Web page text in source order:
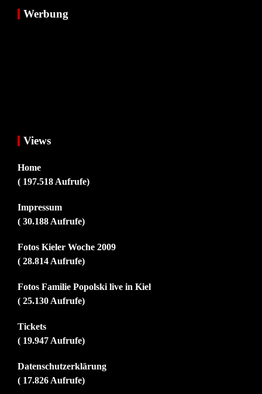
Werbung
Views
Home
( 197.518 Aufrufe)
Impressum
( 30.188 Aufrufe)
Fotos Kieler Woche 2009
( 28.814 Aufrufe)
Fotos Familie Popolski live in Kiel
( 25.130 Aufrufe)
Tickets
( 19.947 Aufrufe)
Datenschutzerklärung
( 17.826 Aufrufe)